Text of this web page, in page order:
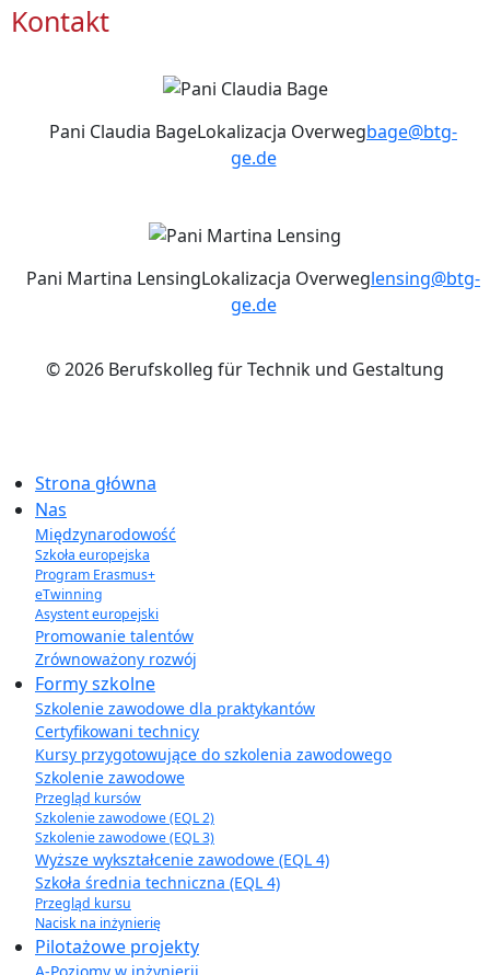
Kontakt
Pani Claudia BageLokalizacja Overwegbage@btg-
ge.de
Pani Martina LensingLokalizacja Overweglensing@btg-
ge.de
© 2026 Berufskolleg für Technik und Gestaltung
Strona główna
Nas
Międzynarodowość
Szkoła europejska
Program Erasmus+
eTwinning
Asystent europejski
Promowanie talentów
Zrównoważony rozwój
Formy szkolne
Szkolenie zawodowe dla praktykantów
Certyfikowani technicy
Kursy przygotowujące do szkolenia zawodowego
Szkolenie zawodowe
Przegląd kursów
Szkolenie zawodowe (EQL 2)
Szkolenie zawodowe (EQL 3)
Wyższe wykształcenie zawodowe (EQL 4)
Szkoła średnia techniczna (EQL 4)
Przegląd kursu
Nacisk na inżynierię
Pilotażowe projekty